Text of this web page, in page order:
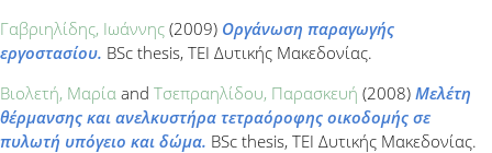
Γαβριηλίδης, Ιωάννης (2009) Οργάνωση παραγωγής
εργοστασίου. BSc thesis, ΤΕΙ Δυτικής Μακεδονίας.
Βιολετή, Μαρία and Τσεπραηλίδου, Παρασκευή (2008) Μελέτη
θέρμανσης και ανελκυστήρα τετραόροφης οικοδομής σε
πυλωτή υπόγειο και δώμα. BSc thesis, ΤΕΙ Δυτικής Μακεδονίας.